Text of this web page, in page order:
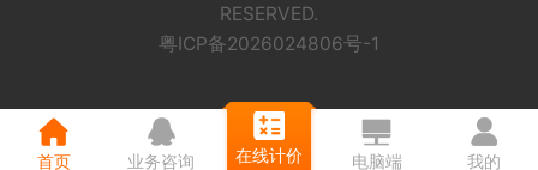
RESERVED.
粤ICP备2026024806号-1
首页 业务咨询 在线计价 电脑端 我的